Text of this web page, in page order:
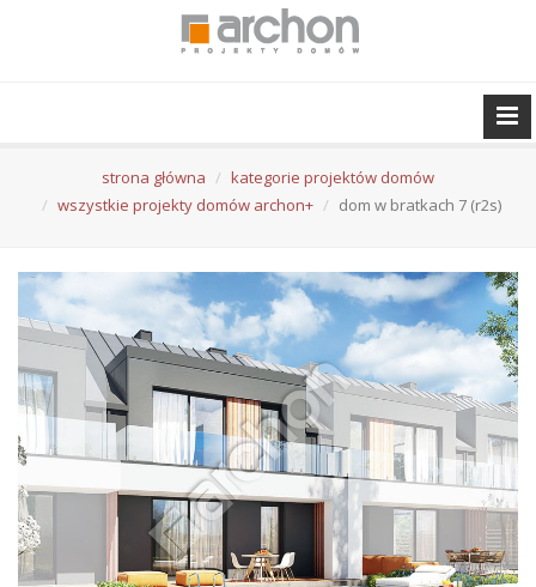
strona główna
kategorie projektów domów
wszystkie projekty domów archon+
dom w bratkach 7 (r2s)